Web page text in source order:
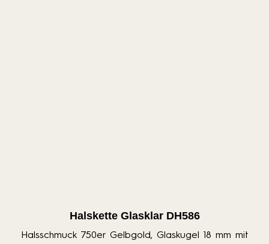
Halskette Glasklar DH586
Halsschmuck 750er Gelbgold, Glaskugel 18 mm mit